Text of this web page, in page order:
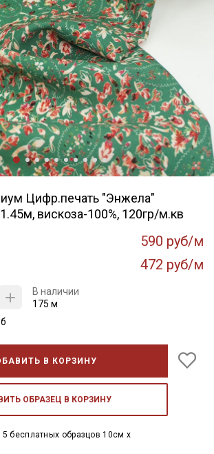
Цифр.печать "Энжела"
вискоза-100%, 120гр/м.кв
590 руб/м
472 руб/м
В наличии
175 м
В КОРЗИНУ
ОБРАЗЕЦ В КОРЗИНУ
5 бесплатных образцов 10см x